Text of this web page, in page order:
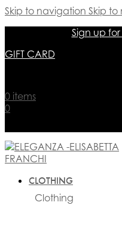
Skip to navigation Skip
Sign up
GIFT CARD
0 items
0
CLOTHING
Clothing